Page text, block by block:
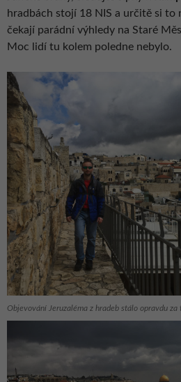
hradbách stojí 18 NIS a určitě si to
čekají parádní výhledy na Staré
Moc lidí tu kolem poledne nebylo.
Objevování Jeruzaléma z hradeb stálo opravdu za